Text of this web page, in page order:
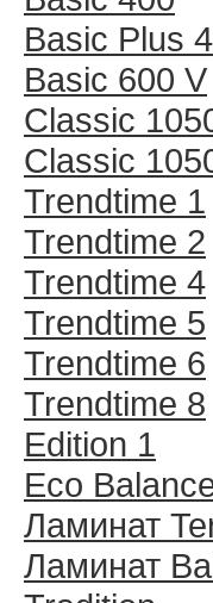
Basic Plus
Basic 600 V
Classic
Classic
Trendtime 1
Trendtime 2
Trendtime 4
Trendtime 5
Trendtime 6
Trendtime 8
Edition 1
Eco
Ламинат
Ламинат